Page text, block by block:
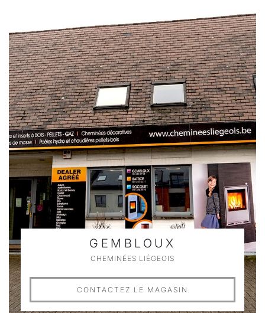
GEMBLOUX
CHEMINÉES LIÉGEOIS
CONTACTEZ LE MAGASIN